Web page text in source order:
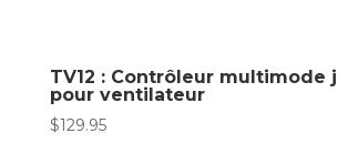
TV12 : Contrôleur multimode
pour ventilateur
$129.95